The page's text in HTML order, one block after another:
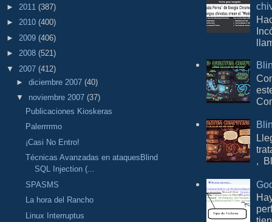
► 2011 (387)
► 2010 (400)
► 2009 (406)
► 2008 (521)
▼ 2007 (412)
► diciembre 2007 (40)
▼ noviembre 2007 (37)
Publicaciones Kioskeras
Palerrrrmo
¡Casi No Entro!
Técnicas Avanzadas en ataquesBlind
SQL Injection (...
SPASMS
La hora del Rancho
Linux Interruptus
,